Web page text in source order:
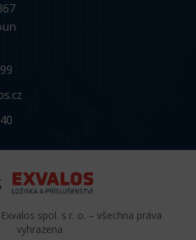
spol. s r. o. – všechna práva
vyhrazena